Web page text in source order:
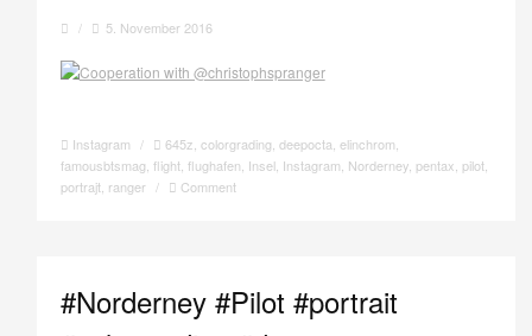
/ 5. November 2016
Instagram / 645z colorgrading deepocta elinchrom
famousbtsmag flight, flughafen Insel, Instagram Norderney, pentax pilot,
portrajt, ranger / Comment
#Norderney #Pilot #portrait